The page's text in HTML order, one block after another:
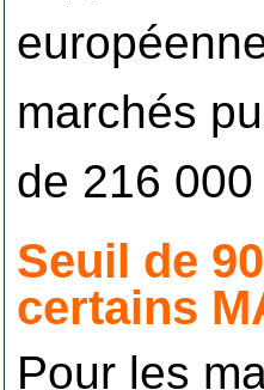
marchés
de 216
Seuil de
certains
Pour les